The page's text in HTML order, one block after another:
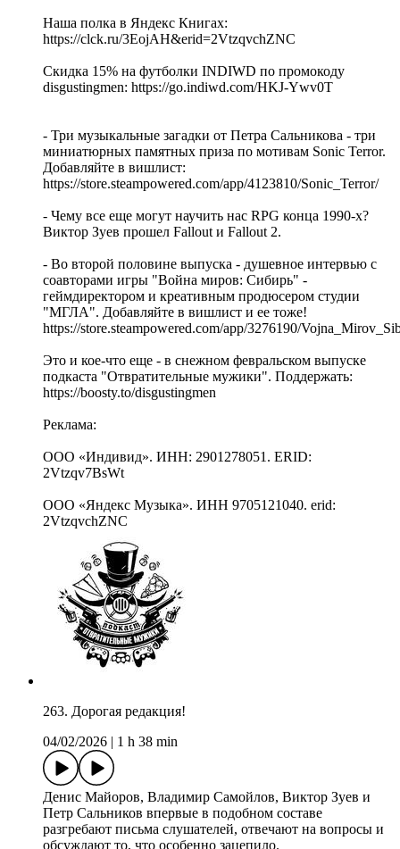
Наша полка в Яндекс Книгах:
https://clck.ru/3EojAH&erid=2VtzqvchZNC
Скидка 15% на футболки INDIWD по промокоду
disgustingmen: https://go.indiwd.com/HKJ-Ywv0T
- Три музыкальные загадки от Петра Сальникова - три
миниатюрных памятных приза по мотивам Sonic Terror.
Добавляйте в вишлист:
https://store.steampowered.com/app/4123810/Sonic_Terror/
- Чему все еще могут научить нас RPG конца 1990-х?
Виктор Зуев прошел Fallout и Fallout 2.
- Во второй половине выпуска - душевное интервью с
соавторами игры "Война миров: Сибирь" -
геймдиректором и креативным продюсером студии
"МГЛА". Добавляйте в вишлист и ее тоже!
https://store.steampowered.com/app/3276190/
Это и кое-что еще - в снежном февральском выпуске
подкаста "Отвратительные мужики". Поддержать:
https://boosty.to/disgustingmen
Реклама:
ООО «Индивид». ИНН: 2901278051. ERID:
2Vtzqv7BsWt
ООО «Яндекс Музыка». ИНН 9705121040. erid:
2VtzqvchZNC
263. Дорогая редакция!
04/02/2026
1 h 38 min
Денис Майоров, Владимир Самойлов, Виктор Зуев и
Петр Сальников впервые в подобном составе
разгребают письма слушателей, отвечают на вопросы и
обсуждают то, что особенно зацепило.